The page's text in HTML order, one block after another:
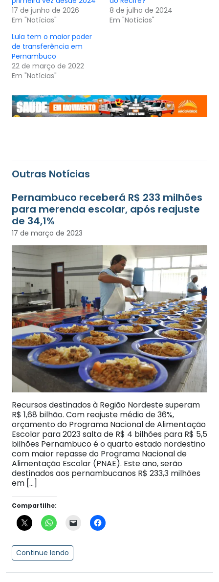
17 de junho de 2026
Em "Notícias"
8 de julho de 2024
Em "Notícias"
Lula tem o maior poder
de transferência em
Pernambuco
22 de março de 2022
Em "Notícias"
Outras Notícias
Pernambuco receberá R$ 233 milhões
para merenda escolar, após reajuste
de 34,1%
17 de março de 2023
Recursos destinados à Região Nordeste superam
R$ 1,68 bilhão. Com reajuste médio de 36%,
orçamento do Programa Nacional de Alimentação
Escolar para 2023 salta de R$ 4 bilhões para R$ 5,5
bilhões Pernambuco é o quarto estado nordestino
com maior repasse do Programa Nacional de
Alimentação Escolar (PNAE). Este ano, serão
destinados aos pernambucanos R$ 233,3 milhões
em […]
Compartilhe:
Continue lendo